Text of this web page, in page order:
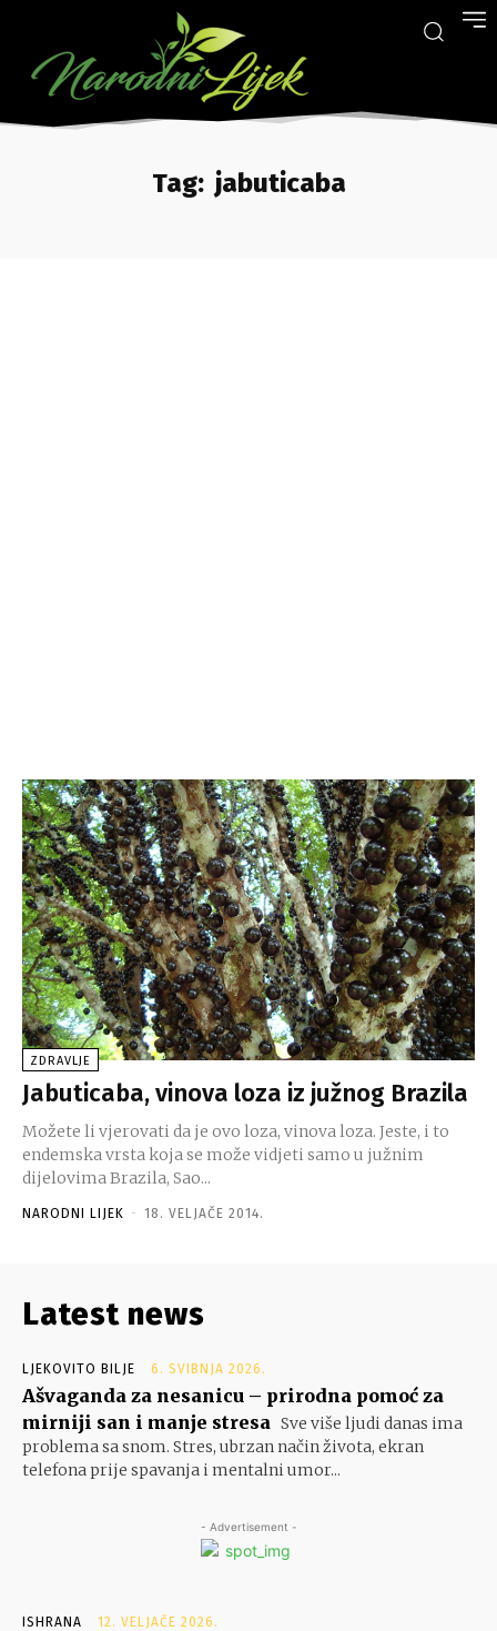
Tag: jabuticaba
ZDRAVLJE
Jabuticaba, vinova loza iz južnog Brazila
Možete li vjerovati da je ovo loza, vinova loza. Jeste, i to
endemska vrsta koja se može vidjeti samo u južnim
dijelovima Brazila, Sao...
NARODNI LIJEK - 18. VELJAČE 2014.
Latest news
LJEKOVITO BILJE 6. SVIBNJA 2026.
Ašvaganda za nesanicu – prirodna pomoć za
mirniji san i manje stresa Sve više ljudi danas ima
problema sa snom. Stres, ubrzan način života, ekran
telefona prije spavanja i mentalni umor...
- Advertisement -
ISHRANA 12. VELJAČE 2026.